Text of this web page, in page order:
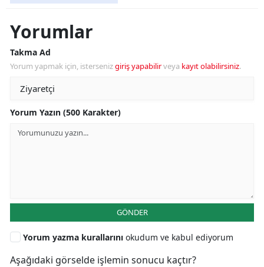
Yorumlar
Takma Ad
Yorum yapmak için, istersenizgiriş yapabilirveya kayıt olabilirsiniz.
Yorum Yazın (500 Karakter)
GÖNDER
Yorum yazma kurallarını okudum ve kabul ediyorum
Aşağıdaki görselde işlemin sonucu kaçtır?